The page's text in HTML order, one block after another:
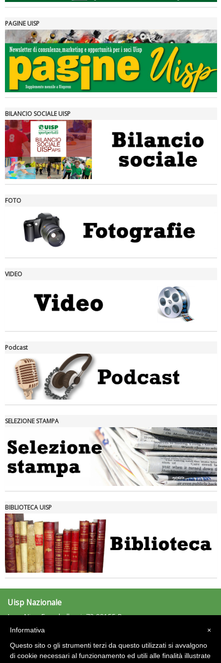
Tiziano Pesce a Radio InBlu2000 traccia il bilancio della stagione
Ddl Lobby, Uisp: “Il Parlamento valorizzi le nostre specificità"
Tiziano Pesce nel Cda di Fondazione Terzjus: prima riunione a
PAGINE UISP
BILANCIO SOCIALE UISP
FOTO
VIDEO
Podcast
SELEZIONE STAMPA
BIBLIOTECA UISP
Uisp Nazionale
L.go Nino Franchellucci, 73 00155 Roma
Tel: 06.439841 - Fax: 06.43984320
C.F.: 97029170582
×
Informativa
Questo sito o gli strumenti terzi da questo utilizzati si avvalgono
di cookie necessari al funzionamento ed utili alle finalità illustrate